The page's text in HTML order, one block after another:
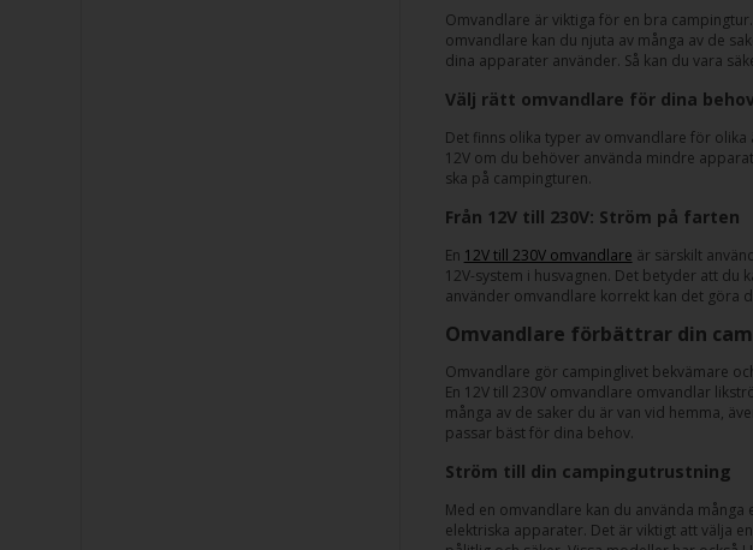
Omvandlare är viktiga för en bra
omvandlare kan du njuta av många av de
dina apparater använder. Så kan du vara
Välj rätt omvandlare för dina
Det finns olika typer av omvandlare för olika
12V om du behöver använda mindre
ska på campingturen.
Från 12V till 230V: Ström på farten
En 12V till 230V omvandlare är särskilt
12V-system i husvagnen. Det betyder att
använder omvandlare korrekt kan det göra
Omvandlare förbättrar din
Omvandlare gör campinglivet bekvämare
En 12V till 230V omvandlare omvandlar
många av de saker du är van vid hemma,
passar bäst för dina behov.
Ström till din campingutrustning
Med en omvandlare kan du använda
elektriska apparater. Det är viktigt att välja